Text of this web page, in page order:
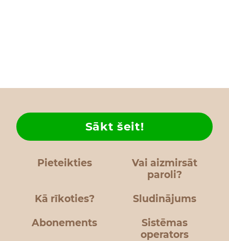
Pieteikties
Vai aizmirsāt
paroli?
Kā rīkoties?
Sākt šeit!
Sludinājums
Abonements
Sistēmas
operators